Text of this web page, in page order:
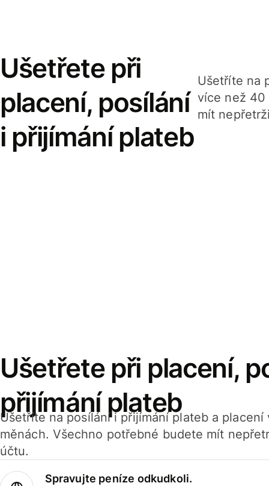
Ušetřete při
placení, posílání
i přijímání plateb
Ušetříte na
více než 40
mít
Ušetřete při placení,
přijímání plateb
Ušetříte na posílání i přijímání plateb a
měnách. Všechno potřebné budete mít
účtu.
Spravujte peníze odkudkoli.